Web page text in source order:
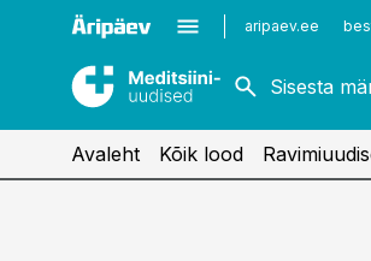
aripaev.ee
Kirurgia
Naistehaigused
Avaleht Kõik lood